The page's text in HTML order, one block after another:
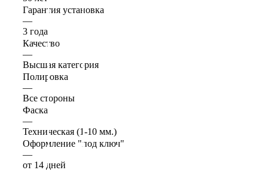
Гарантия установка
—
3 года
Качество
—
Высшая категория
Полировка
—
Все стороны
Фаска
—
Техническая (1-10 мм.)
Оформление "под ключ"
—
от 14 дней